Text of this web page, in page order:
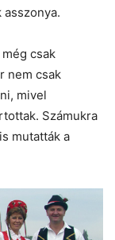
csak
nem csak
mivel
Számukra
mutatták a